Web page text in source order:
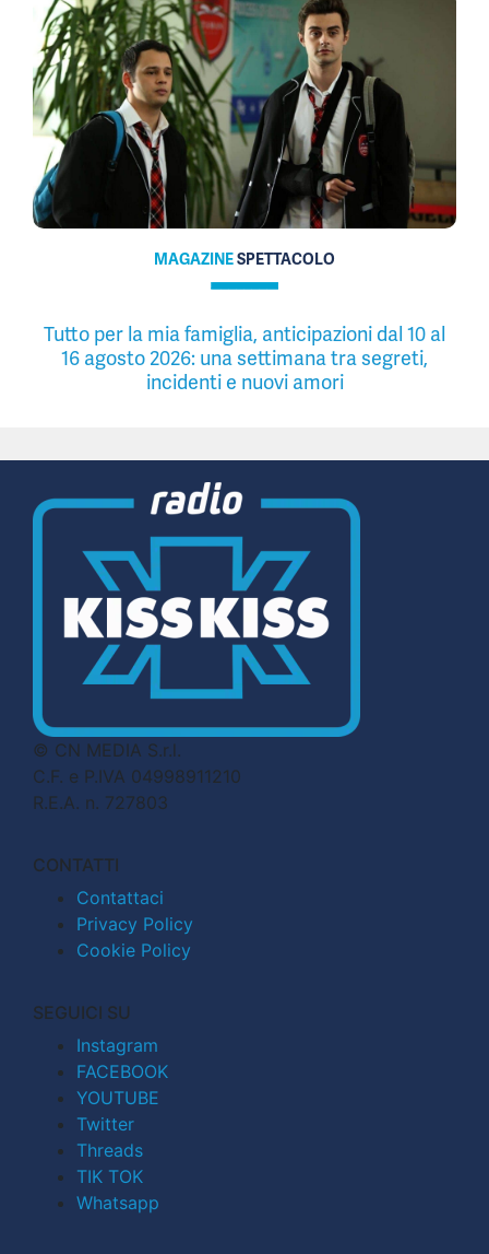
MAGAZINESPETTACOLO
Tutto per la mia famiglia, anticipazioni dal 10 al
16 agosto 2026: una settimana tra segreti,
incidenti e nuovi amori
© CN MEDIA S.r.l.
C.F. e P.IVA 04998911210
R.E.A. n. 727803
CONTATTI
Contattaci
Privacy Policy
Cookie Policy
SEGUICI SU
Instagram
FACEBOOK
YOUTUBE
Twitter
Threads
TIK TOK
Whatsapp